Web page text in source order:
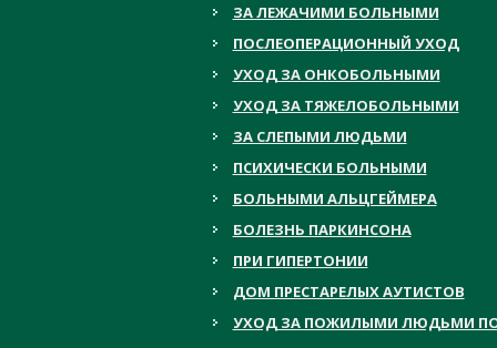
ЗА ЛЕЖАЧИМИ БОЛЬНЫМИ
ПОСЛЕОПЕРАЦИОННЫЙ УХОД
УХОД ЗА ОНКОБОЛЬНЫМИ
УХОД ЗА ТЯЖЕЛОБОЛЬНЫМИ
ЗА СЛЕПЫМИ ЛЮДЬМИ
ПСИХИЧЕСКИ БОЛЬНЫМИ
БОЛЬНЫМИ АЛЬЦГЕЙМЕРА
БОЛЕЗНЬ ПАРКИНСОНА
ПРИ ГИПЕРТОНИИ
ДОМ ПРЕСТАРЕЛЫХ АУТИСТОВ
УХОД ЗА ПОЖИЛЫМИ ЛЮДЬМИ